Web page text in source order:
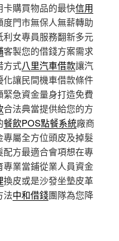
購買物品的最快信用
門市無保人無薪轉助
利女專員服務翻新多元
客製您的借錢方案需求
方式八里汽車借款讓汽
讓民間機車借款條件
急資金量身打造免費
合法典當提供給您的方
餐飲POS點餐系統廠商
屬全方位頭皮及掉髮
方最適合會項想在專
專業當鋪從業人員資金
換皮或是沙發坐墊皮革
法中和借錢團隊為您降